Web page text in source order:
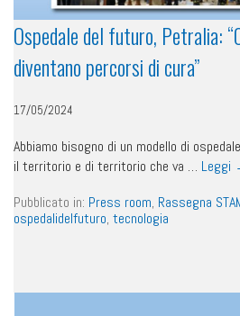
Ospedale del futuro, Petralia:
diventano percorsi di cura”
17/05/2024
Abbiamo bisogno di un modello di
il territorio e di territorio che va … Leggi
Pubblicato in: Press room, Rassegna
ospedalidelfuturo, tecnologia